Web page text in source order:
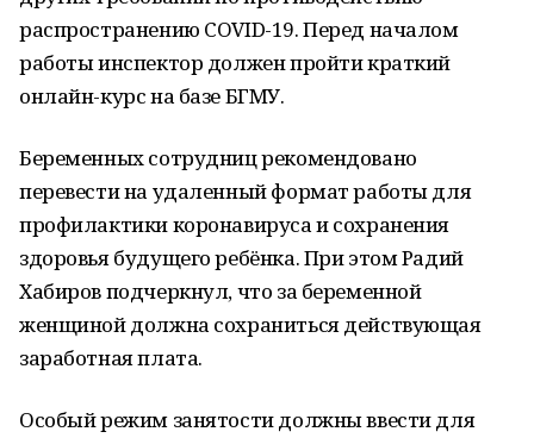
распространению COVID-19. Перед началом
работы инспектор должен пройти краткий
онлайн-курс на базе БГМУ.
Беременных сотрудниц рекомендовано
перевести на удаленный формат работы для
профилактики коронавируса и сохранения
здоровья будущего ребёнка. При этом Радий
Хабиров подчеркнул, что за беременной
женщиной должна сохраниться действующая
заработная плата.
Особый режим занятости должны ввести для